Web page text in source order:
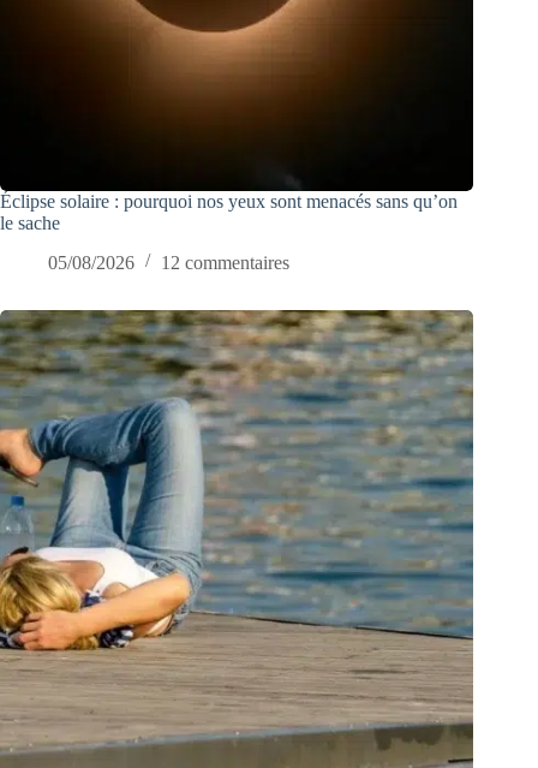
Éclipse solaire : pourquoi nos yeux sont menacés sans qu’on
le sache
05/08/2026
12 commentaires